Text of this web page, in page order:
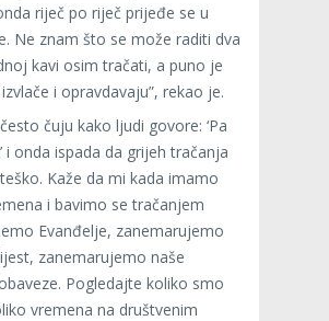
riječ po riječ prijeđe se u
Ne znam što se može raditi dva
kavi osim tračati, a puno je
i opravdavaju”, rekao je.
čuju kako ljudi govore: ‘Pa
i onda ispada da grijeh tračanja
Kaže da mi kada imamo
i bavimo se tračanjem
Evanđelje, zanemarujemo
zanemarujemo naše
Pogledajte koliko smo
vremena na društvenim